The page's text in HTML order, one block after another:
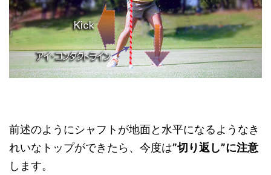
前述のようにシャフトが地面と水平になるようなき
れいなトップができたら、今度は”切り返し”に注意
します。